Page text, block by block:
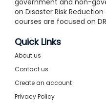
on Disaster Risk
courses are focused on
Quick Links
About us
Contact us
Create an account
Privacy Policy